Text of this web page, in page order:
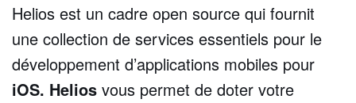
Helios est un cadre open source qui fournit
une collection de services essentiels pour le
développement d’applications mobiles pour
iOS. Helios vous permet de doter votre